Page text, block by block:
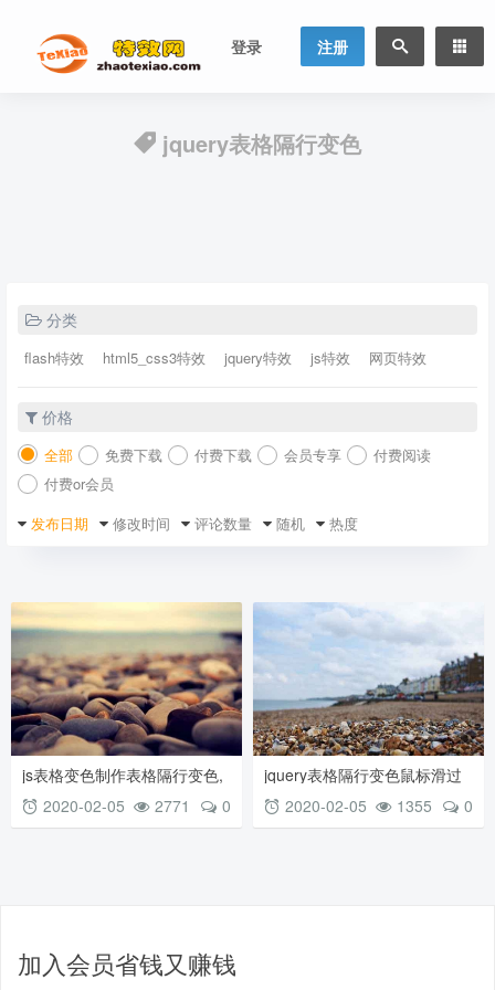
登录 注册
jquery表格隔行变色
分类
flash特效 html5_css3特效 jquery特效 js特效 网页特效
价格
全部 免费下载 付费下载 会员专享
付费阅读
付费or会员
发布日期
修改时间 评论数量 随机 热度
js表格变色制作表格隔行变色,
2020-02-05 0
2771
jquery表格隔行变色鼠标滑过
2020-02-05 0
1355
加入会员省钱又赚钱